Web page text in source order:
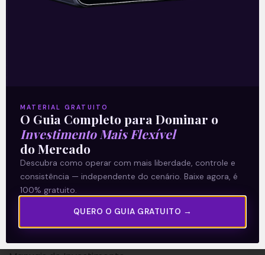
Sobre nós
Termos e Condições
Política de Privacidade
Explore
Artigos
MATERIAL GRATUITO
O Guia Completo para Dominar o
Investimento Mais Flexível
do Mercado
Descubra como operar com mais liberdade, controle e
consistência — independente do cenário. Baixe agora, é
100% gratuito.
QUERO O GUIA GRATUITO →